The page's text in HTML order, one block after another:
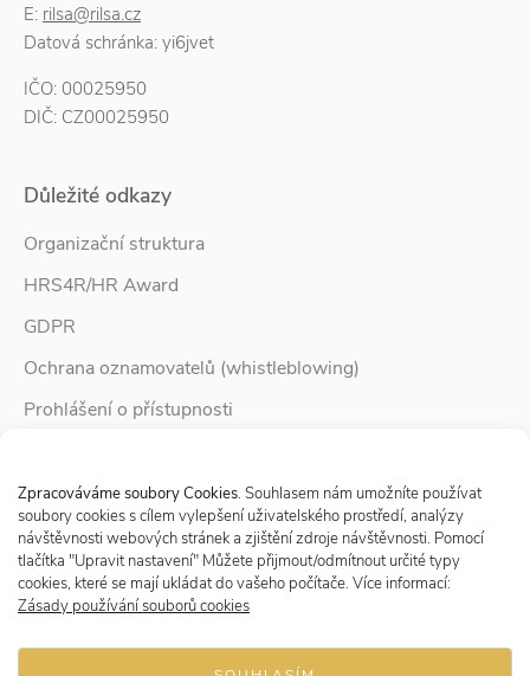
Zpracováváme soubory Cookies. Souhlasem nám umožníte používat
soubory cookies s cílem vylepšení uživatelského prostředí, analýzy
návštěvnosti webových stránek a zjištění zdroje návštěvnosti. Pomocí
tlačítka "Upravit nastavení" Můžete přijmout/odmítnout určité typy
cookies, které se mají ukládat do vašeho počítače. Více informací:
Zásady používání souborů cookies
E: rilsa@rilsa.cz
Datová schránka: yi6jvet
IČO: 00025950
DIČ: CZ00025950
Důležité odkazy
Organizační struktura
HRS4R/HR Award
GDPR
Ochrana oznamovatelů (whistleblowing)
Prohlášení o přístupnosti
Zpravodaj Rodina
Sledujte nás